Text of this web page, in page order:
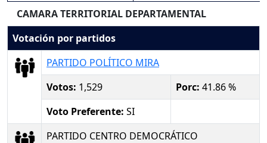
CAMARA TERRITORIAL DEPARTAMENTAL
Votación por partidos
PARTIDO POLÍTICO MIRA
Votos: 1,529 Porc: 41.86 %
Voto Preferente: SI
PARTIDO CENTRO DEMOCRÁTICO